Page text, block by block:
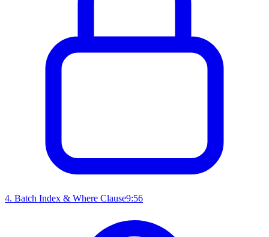
4. Batch Index & Where Clause9:56